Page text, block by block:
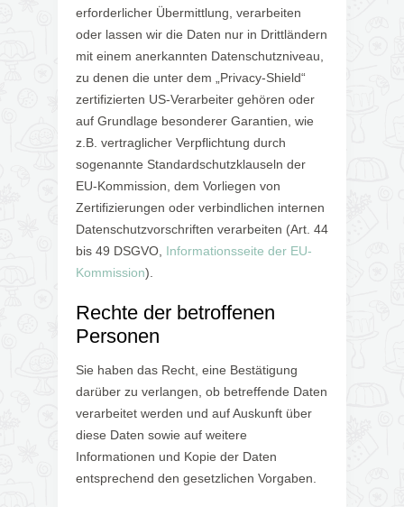
erforderlicher Übermittlung, verarbeiten
oder lassen wir die Daten nur in Drittländern
mit einem anerkannten Datenschutzniveau,
zu denen die unter dem „Privacy-Shield“
zertifizierten US-Verarbeiter gehören oder
auf Grundlage besonderer Garantien, wie
z.B. vertraglicher Verpflichtung durch
sogenannte Standardschutzklauseln der
EU-Kommission, dem Vorliegen von
Zertifizierungen oder verbindlichen internen
Datenschutzvorschriften verarbeiten (Art. 44
bis 49 DSGVO, Informationsseite der EU-
Kommission).
Rechte der betroffenen
Personen
Sie haben das Recht, eine Bestätigung
darüber zu verlangen, ob betreffende Daten
verarbeitet werden und auf Auskunft über
diese Daten sowie auf weitere
Informationen und Kopie der Daten
entsprechend den gesetzlichen Vorgaben.